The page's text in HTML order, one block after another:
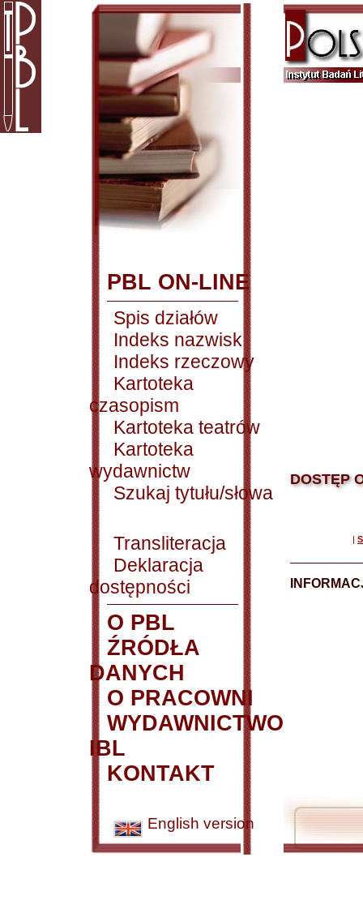
PBL ON-LINE
Spis działów
Indeks nazwisk
Indeks rzeczowy
Kartoteka
czasopism
Kartoteka teatrów
Kartoteka
wydawnictw
Szukaj tytułu/słowa
Transliteracja
Deklaracja
dostępności
O PBL
ŹRÓDŁA
DANYCH
O PRACOWNI
WYDAWNICTWO
IBL
KONTAKT
English version
DOSTĘP
|